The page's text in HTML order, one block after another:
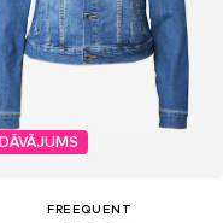
FREEQUENT